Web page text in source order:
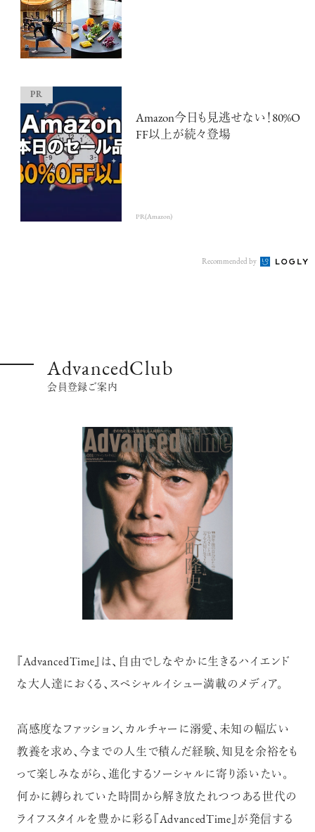
注目の記事
10年後の自分のためにやるべきこと
俳優
アクティビティの意外な視点、新たな
記憶に残る特別な体験をオーダーメ
イド！京都で話題のラグジュアリー人
力車
【フィリップス オークション】映画界
の巨匠のアイデアから生まれた時計
が17億円で落札！！
谷崎映画『鍵』。愛は嫉妬を越えるの
か？
俳優
吹越 満
Amazon今日も見逃せない！80%O
FF以上が続々登場
PR(Amazon)
Recommended by
AdvancedClub
会員登録ご案内
『AdvancedTime』は、自由でしなやかに生きるハイエンド
な大人達におくる、スペシャルイシュー満載のメディア。
高感度なファッション、カルチャーに溺愛、未知の幅広い
教養を求め、今までの人生で積んだ経験、知見を余裕をも
って楽しみながら、進化するソーシャルに寄り添いたい。
何かに縛られていた時間から解き放たれつつある世代の
ライフスタイルを豊かに彩る『AdvancedTime』が発信する